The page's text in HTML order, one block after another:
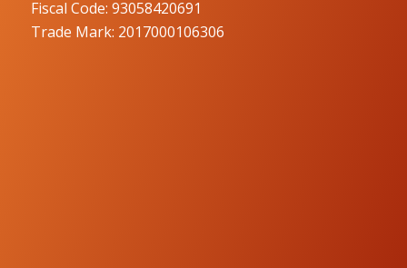
Fiscal Code: 93058420691
Trade Mark: 2017000106306